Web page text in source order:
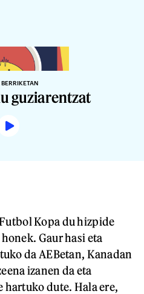
BERRIKETAN
guziarentzat
Kopa du hizpide
Gaur hasi eta
da AEBetan, Kanadan
izanen da eta
dute. Hala ere,